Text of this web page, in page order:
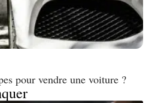
pour vendre une voiture ?